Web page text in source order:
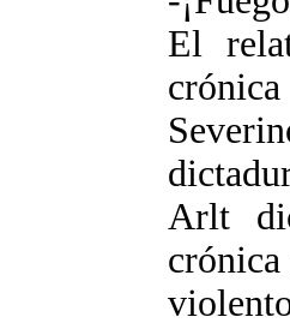
El
Arlt